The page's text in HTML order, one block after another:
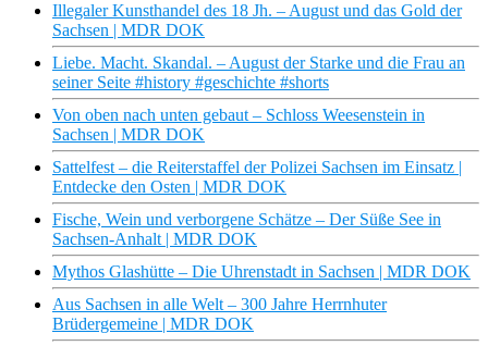
Illegaler Kunsthandel des 18 Jh. – August und das Gold der
Sachsen | MDR DOK
Liebe. Macht. Skandal. – August der Starke und die Frau an
seiner Seite #history #geschichte #shorts
Von oben nach unten gebaut – Schloss Weesenstein in
Sachsen | MDR DOK
Sattelfest – die Reiterstaffel der Polizei Sachsen im Einsatz |
Entdecke den Osten | MDR DOK
Fische, Wein und verborgene Schätze – Der Süße See in
Sachsen-Anhalt | MDR DOK
Mythos Glashütte – Die Uhrenstadt in Sachsen | MDR DOK
Aus Sachsen in alle Welt – 300 Jahre Herrnhuter
Brüdergemeine | MDR DOK